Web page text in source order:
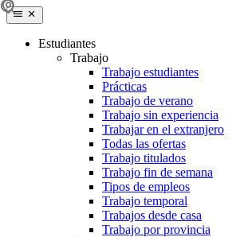
Estudiantes
Trabajo
Trabajo estudiantes
Prácticas
Trabajo de verano
Trabajo sin experiencia
Trabajar en el extranjero
Todas las ofertas
Trabajo titulados
Trabajo fin de semana
Tipos de empleos
Trabajo temporal
Trabajos desde casa
Trabajo por provincia